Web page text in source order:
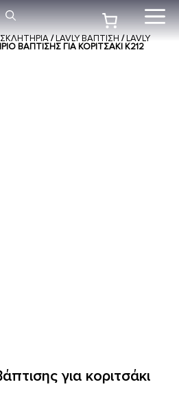
/LAVLY ΒΑΠΤΙΣΗ/LAVLY
ΒΆΠΤΙΣΗΣ ΓΙΑ ΚΟΡΙΤΣΆΚΙ Κ212
για κοριτσάκι